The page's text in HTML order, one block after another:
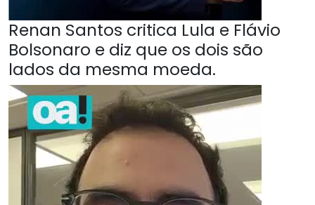
Renan Santos critica Lula e Flávio
Bolsonaro e diz que os dois são
lados da mesma moeda.